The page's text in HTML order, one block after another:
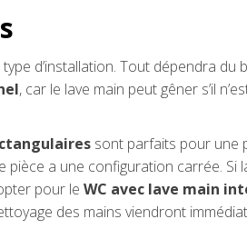
d’installation. Tout dépendra du
, car le lave main peut gêner s’il
sont parfaits pour une
pièce a une configuration carrée. Si
pour le WC avec lave main
des mains viendront